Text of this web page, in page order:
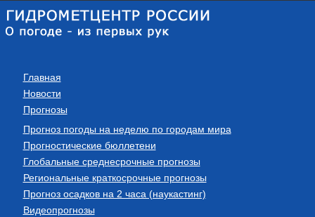
Главная
Новости
Прогнозы
Прогноз погоды на неделю по городам мира
Прогностические бюллетени
Глобальные среднесрочные прогнозы
Региональные краткосрочные прогнозы
Прогноз осадков на 2 часа (наукастинг)
Видеопрогнозы